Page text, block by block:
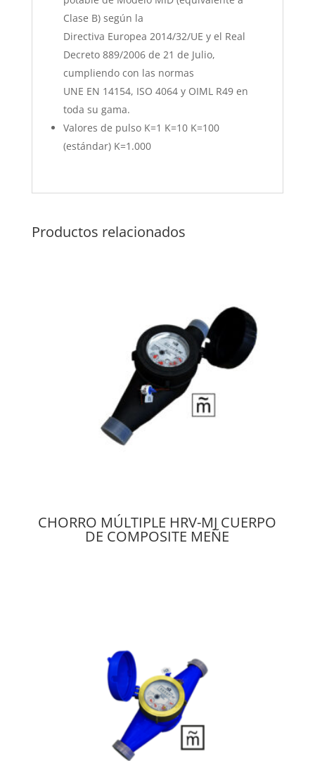
Clase B) según la
Directiva Europea 2014/32/UE y el Real
Decreto 889/2006 de 21 de Julio,
cumpliendo con las normas
UNE EN 14154, ISO 4064 y OIML R49 en
toda su gama.
Valores de pulso K=1 K=10 K=100
(estándar) K=1.000
Productos relacionados
CHORRO MÚLTIPLE HRV-MJ CUERPO
DE COMPOSITE MEÑE